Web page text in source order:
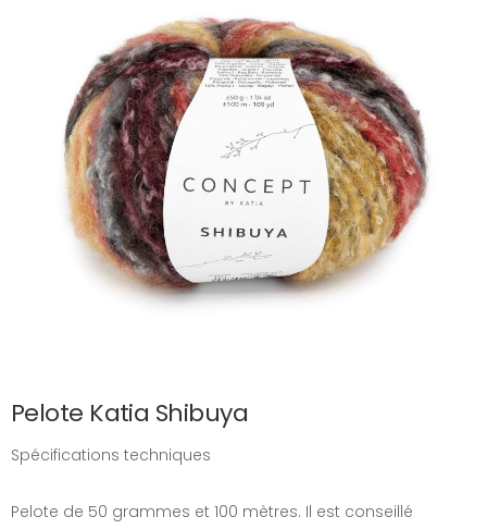
Pelote Katia Shibuya
Spécifications techniques
Pelote de 50 grammes et 100 mètres. Il est conseillé